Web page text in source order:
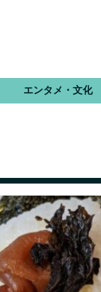
エンタメ・文化